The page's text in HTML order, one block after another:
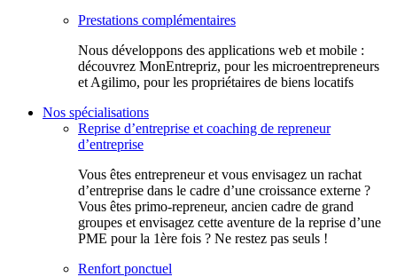
Prestations complémentaires
Nous développons des applications web et mobile :
découvrez MonEntrepriz, pour les microentrepreneurs
et Agilimo, pour les propriétaires de biens locatifs
Nos spécialisations
Reprise d’entreprise et coaching de repreneur
d’entreprise
Vous êtes entrepreneur et vous envisagez un rachat
d’entreprise dans le cadre d’une croissance externe ?
Vous êtes primo-repreneur, ancien cadre de grand
groupes et envisagez cette aventure de la reprise d’une
PME pour la 1ère fois ? Ne restez pas seuls !
Renfort ponctuel